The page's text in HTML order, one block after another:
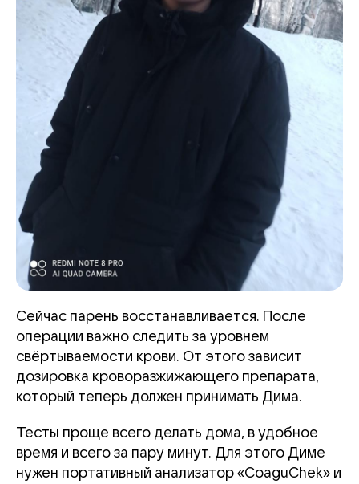
Сейчас парень восстанавливается. После
операции важно следить за уровнем
свёртываемости крови. От этого зависит
дозировка кроворазжижающего препарата,
который теперь должен принимать Дима.
Тесты проще всего делать дома, в удобное
время и всего за пару минут. Для этого Диме
нужен портативный анализатор «CoaguChek» и